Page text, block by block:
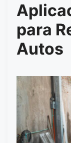
para
Autos